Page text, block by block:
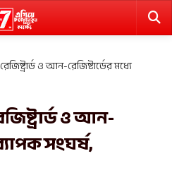
ও আন-রেজিষ্টার্ডের মধ্যে
ও আন-
সংঘর্ষ,